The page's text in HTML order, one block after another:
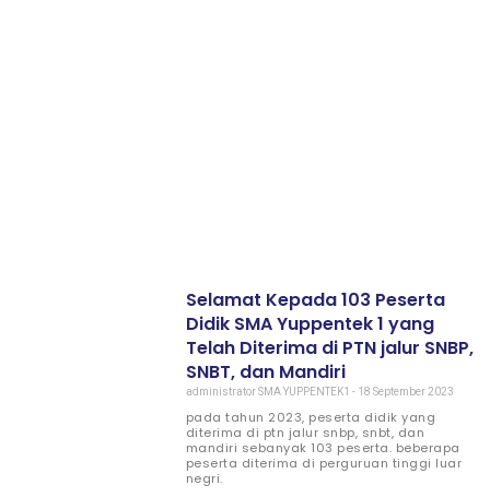
Selamat Kepada 103 Peserta
Didik SMA Yuppentek 1 yang
Telah Diterima di PTN jalur SNBP,
SNBT, dan Mandiri
administrator SMA YUPPENTEK1 18 September 2023
pada tahun 2023, peserta didik yang
diterima di ptn jalur snbp, snbt, dan
mandiri sebanyak 103 peserta. beberapa
peserta diterima di perguruan tinggi luar
negri.